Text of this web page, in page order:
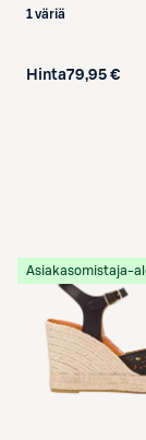
1 väriä
Hinta79,95 €
Asiakasomistaja-